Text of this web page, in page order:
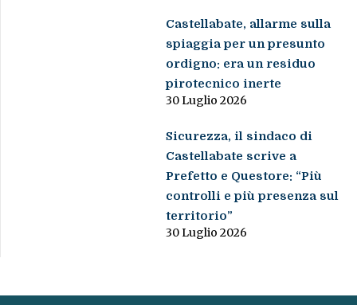
Castellabate, allarme sulla
spiaggia per un presunto
ordigno: era un residuo
pirotecnico inerte
30 Luglio 2026
Sicurezza, il sindaco di
Castellabate scrive a
Prefetto e Questore: “Più
controlli e più presenza sul
territorio”
30 Luglio 2026